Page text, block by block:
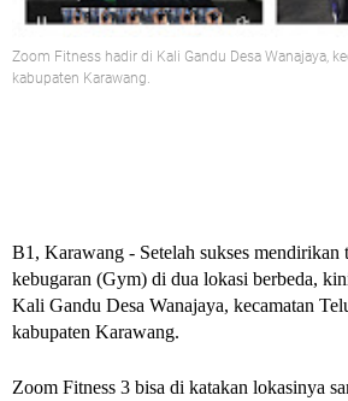
Zoom Fitness hadir di Kali Gandu Desa Wanajaya,
kabupaten Karawang.
B1, Karawang - Setelah sukses mendirikan
kebugaran (Gym) di dua lokasi berbeda,
Kali Gandu Desa Wanajaya, kecamatan
kabupaten Karawang.
Zoom Fitness 3 bisa di katakan lokasinya